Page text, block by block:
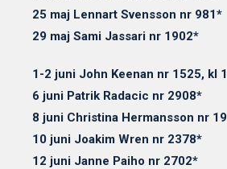
25 maj Lennart Svensson nr 981*
29 maj Sami Jassari nr 1902*
1-2 juni John Keenan nr 1525, kl
6 juni Patrik Radacic nr 2908*
8 juni Christina Hermansson nr
10 juni Joakim Wren nr 2378*
12 juni Janne Paiho nr 2702*